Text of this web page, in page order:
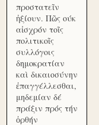
προστατεῖν
ἠξίουν. Πῶς ούκ
αἰσχρόν τοῖς
πολιτικοῖς
συλλόγοις
δημοκρατίαν
καὶ δικαιοσύνην
ἐπαγγέλλεσθαι,
μηδεμίαν δέ
πράξιν πρός τήν
ὀρθήν